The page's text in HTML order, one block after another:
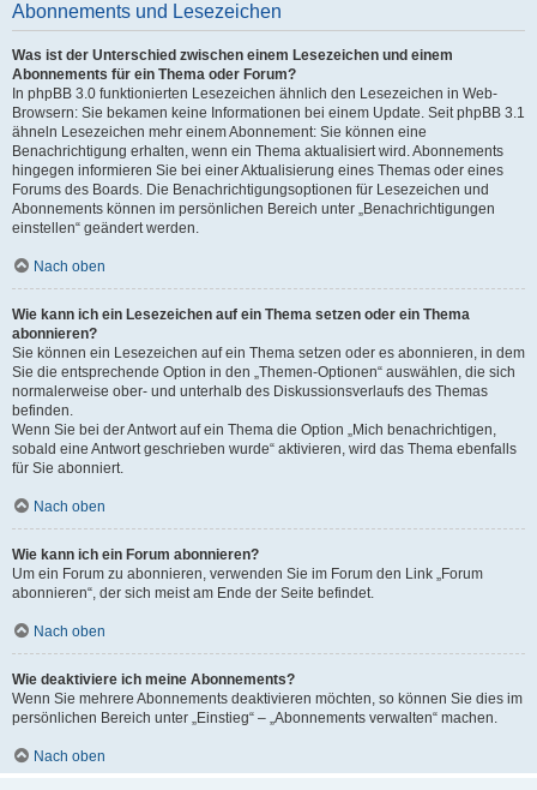
Abonnements und Lesezeichen
Was ist der Unterschied zwischen einem Lesezeichen und einem
Abonnements für ein Thema oder Forum?
In phpBB 3.0 funktionierten Lesezeichen ähnlich den Lesezeichen in Web-
Browsern: Sie bekamen keine Informationen bei einem Update. Seit phpBB 3.1
ähneln Lesezeichen mehr einem Abonnement: Sie können eine
Benachrichtigung erhalten, wenn ein Thema aktualisiert wird. Abonnements
hingegen informieren Sie bei einer Aktualisierung eines Themas oder eines
Forums des Boards. Die Benachrichtigungsoptionen für Lesezeichen und
Abonnements können im persönlichen Bereich unter „Benachrichtigungen
einstellen“ geändert werden.
Nach oben
Wie kann ich ein Lesezeichen auf ein Thema setzen oder ein Thema
abonnieren?
Sie können ein Lesezeichen auf ein Thema setzen oder es abonnieren, in dem
Sie die entsprechende Option in den „Themen-Optionen“ auswählen, die sich
normalerweise ober- und unterhalb des Diskussionsverlaufs des Themas
befinden.
Wenn Sie bei der Antwort auf ein Thema die Option „Mich benachrichtigen,
sobald eine Antwort geschrieben wurde“ aktivieren, wird das Thema ebenfalls
für Sie abonniert.
Nach oben
Wie kann ich ein Forum abonnieren?
Um ein Forum zu abonnieren, verwenden Sie im Forum den Link „Forum
abonnieren“, der sich meist am Ende der Seite befindet.
Nach oben
Wie deaktiviere ich meine Abonnements?
Wenn Sie mehrere Abonnements deaktivieren möchten, so können Sie dies im
persönlichen Bereich unter „Einstieg“ – „Abonnements verwalten“ machen.
Nach oben